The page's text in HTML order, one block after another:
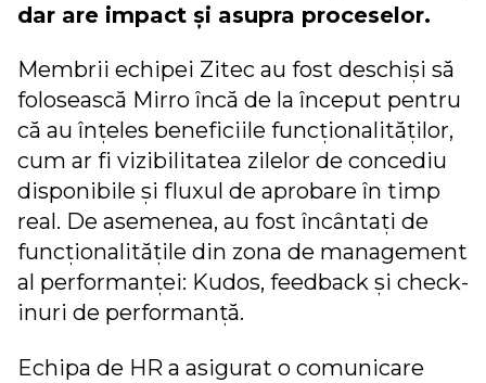
dar are impact și asupra proceselor.
Membrii echipei Zitec au fost deschiși să
folosească Mirro încă de la început pentru
că au înțeles beneficiile funcționalităților,
cum ar fi vizibilitatea zilelor de concediu
disponibile și fluxul de aprobare în timp
real. De asemenea, au fost încântați de
funcționalitățile din zona de management
al performanței: Kudos, feedback și check-
inuri de performanță.
Echipa de HR a asigurat o comunicare